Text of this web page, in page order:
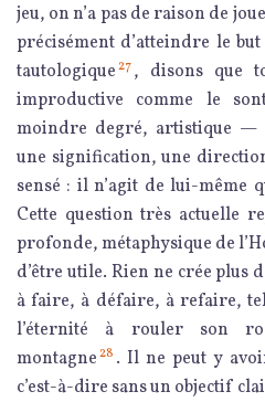
jeu, on n’a pas de raison de
précisément d’atteindre le
tautologique27, disons que
improductive comme le
moindre degré, artistique —
une signification, une
sensé : il n’agit de lui-même
Cette question très actuelle
profonde, métaphysique de
d’être utile. Rien ne crée plus
à faire, à défaire, à refaire,
l’éternité à rouler son
montagne28 . Il ne peut y
c’est-à-dire sans un objectif